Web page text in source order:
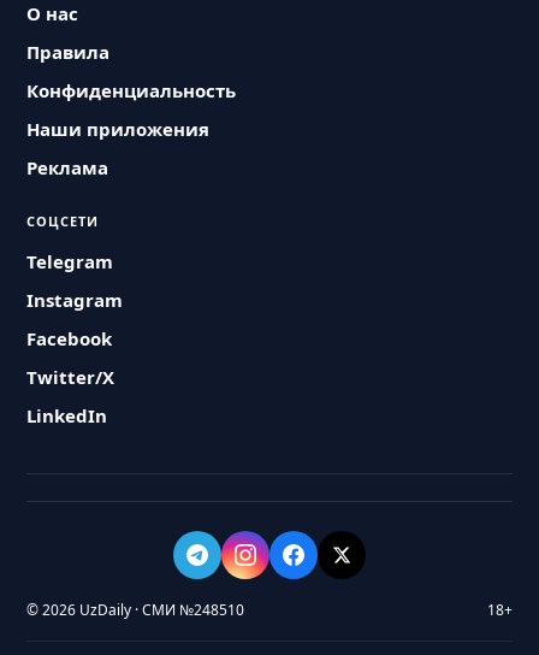
О нас
Правила
Конфиденциальность
Наши приложения
Реклама
СОЦСЕТИ
Telegram
Instagram
Facebook
Twitter/X
LinkedIn
© 2026 UzDaily · СМИ №248510 18+